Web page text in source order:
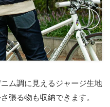
ム調に見えるジャージ生地
張る物も収納できます。